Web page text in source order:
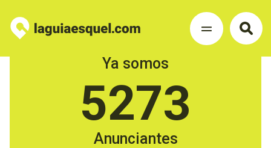
Ya somos
5273
Anunciantes